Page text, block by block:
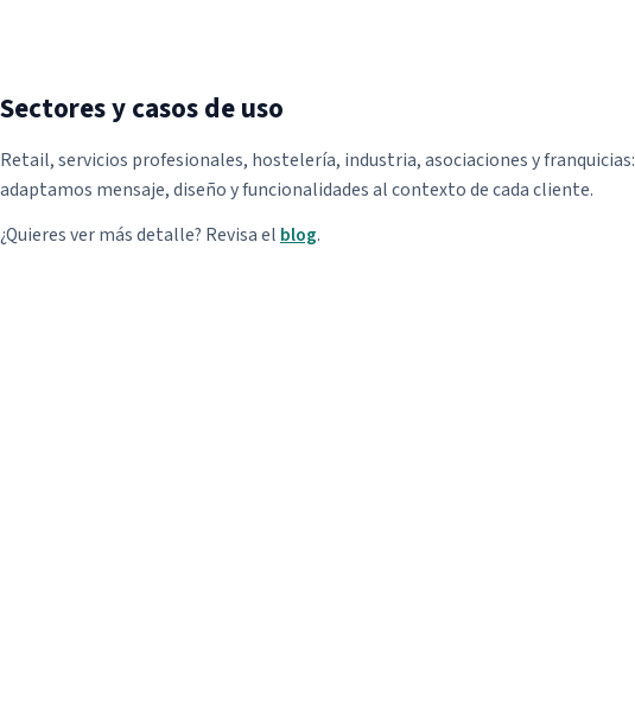
Sectores y casos de uso
Retail, servicios profesionales, hostelería, industria, asociaciones y franquicias:
adaptamos mensaje, diseño y funcionalidades al contexto de cada cliente.
¿Quieres ver más detalle? Revisa el blog.